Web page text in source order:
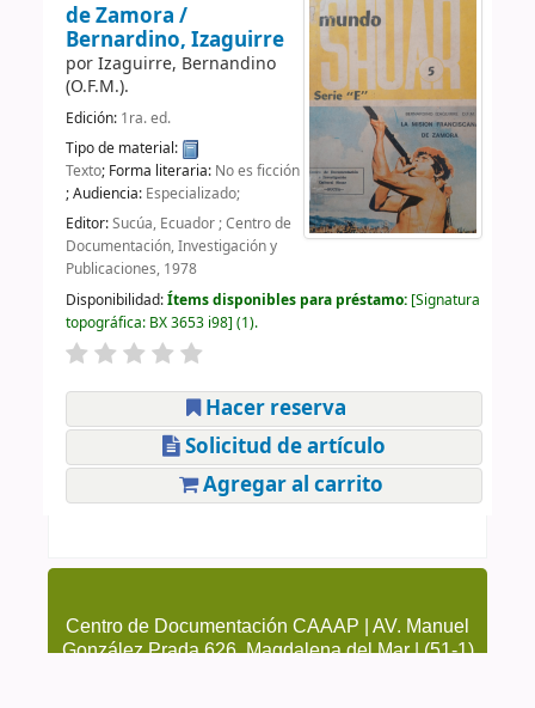
de Zamora /
Bernardino, Izaguirre
porIzaguirre, Bernandino
(O.F.M.).
Edición: 1ra. ed.
Tipo de material:
Texto; Forma literaria: No es ficción
; Audiencia: Especializado;
Editor:Sucúa, Ecuador ; Centro de
Documentación, Investigación y
Publicaciones, 1978
Disponibilidad:Ítems disponibles para préstamo: Signatura
topográfica: BX 3653 i98 (1).
Hacer reserva
Solicitud de artículo
Agregar al carrito
Centro de Documentación CAAAP | AV. Manuel
González Prada 626, Magdalena del Mar | (51-1)